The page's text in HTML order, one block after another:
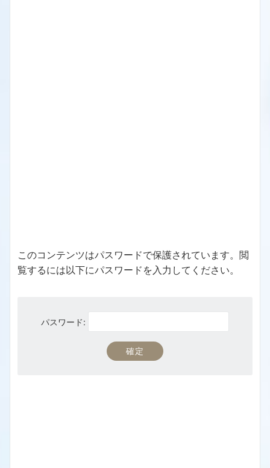
このコンテンツはパスワードで保護されています。閲
覧するには以下にパスワードを入力してください。
パスワード: